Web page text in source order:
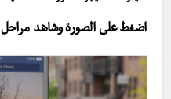
اضغط على الصورة وشاهد